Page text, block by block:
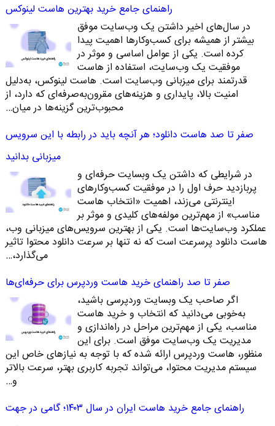
راهنمای جامع خرید بهترین هاست لینوکس
در سال‌های اخیر داشتن یک وب‌سایت موفق
بیشتر از همیشه برای کسب‌وکارها اهمیت پیدا
کرده است. یکی از عوامل اساسی و موثر در
موفقیت یک وب‌سایت، استفاده از هاست
قدرتمند برای میزبانی وب‌سایت است. هاست لینوکس، به‌دلیل
امنیت بالا، پایداری و هزینه‌های مقرون‌به‌صرفه‌ای که دارد، از
محبوب‌ترین گزینه‌ها در میان…
صفر تا صد هاست دانلود؛ هر آنچه باید در رابطه با این سرویس
میزبانی بدانید
در شرایطی که داشتن یک وبسایت حرفه‌ای و
پربازدید حرف اول را در موفقیت کسب‌وکارهای
اینترنتی می‌زند، اهمیت «انتخاب هاست
مناسب» از مهم‌ترین مولفه‌های کلیدی و موثر بر
عملکرد وب‌سایت‌ها است. یکی از بهترین سرویس‌های میزبانی وب،
هاست دانلود پرسرعت است که نه تنها بر سرعت دانلود محتوا تاثیر
می‌گذارد،…
صفر تا صد راهنمای خرید هاست وردپرس برای حرفه‌ای‌ها
اگر صاحب یک وبسایت وردپرسی باشید،
به‌خوبی می‌دانید که انتخاب و خرید هاست
مناسب، یکی از مهم‌ترین مراحل در راه‌اندازی و
مدیریت یک وب‌سایت موفق است. برای این
منظور، هاست وردپرس ارائه شده که با توجه به نیازهای خاص این
سیستم مدیریت محتوا، می‌تواند تجربه کاربری بهتر، سرعت بالاتر
و…
راهنمای جامع خرید هاست ایران در سال ۱۴۰۳؛ گامی در جهت